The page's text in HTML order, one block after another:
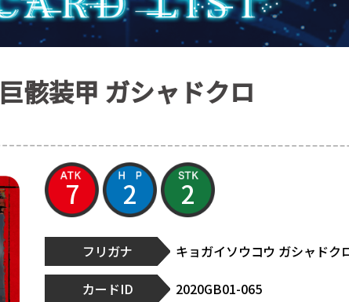
巨骸装甲 ガシャドクロ
7 2 2
フリガナ
キョガイソウコウ ガシャドク
カードID
2020GB01-065